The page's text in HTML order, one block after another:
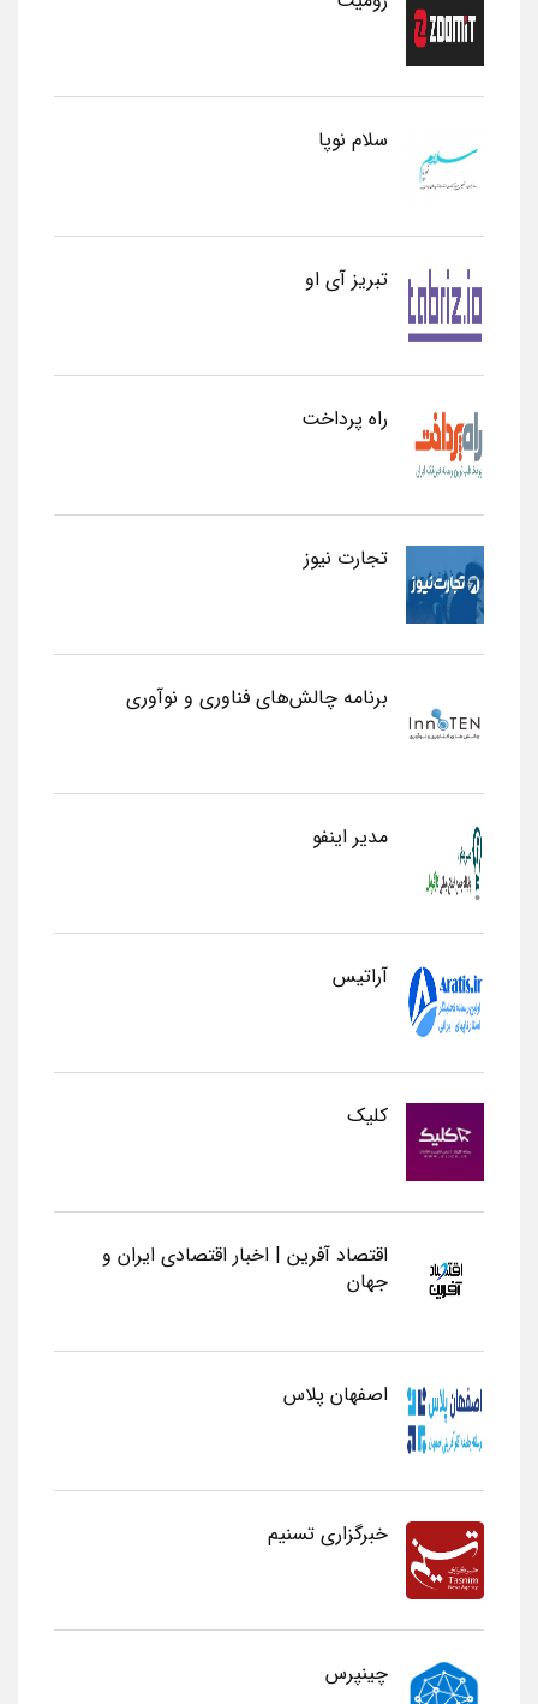
سلام نوپا
تبریز آی او
راه پرداخت
تجارت نیوز
برنامه چالش‌های فناوری و نوآوری
مدیر اینفو
آراتیس
کلیک
اقتصاد آفرین | اخبار اقتصادی ایران و
جهان
اصفهان پلاس
خبرگزاری تسنیم
چینپرس